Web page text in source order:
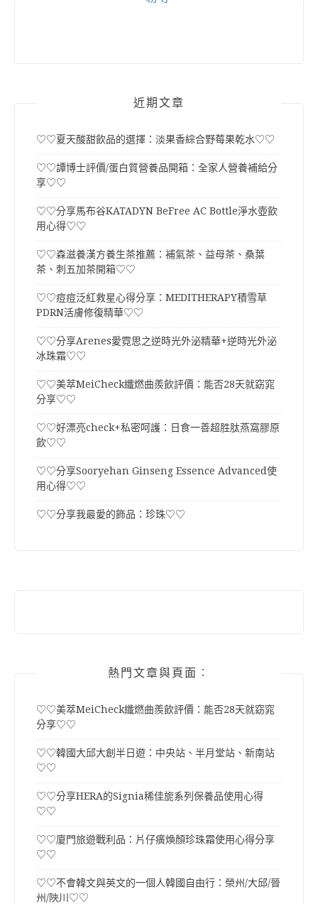
近期文章
♡♡夏天酸甜飲品的選擇：淡果香綜合野莓果乾水♡♡
♡♡譚博士評價/蛋白質營養品開箱：全家人營養補給分
享♡♡
♡♡分享馬布谷KATADYN BeFree AC Bottle淨水壺飲
用心得♡♡
♡♡森滋養漢方養生茶推薦：補氣茶、益母茶、桑葉
茶、刺五加茶開箱♡♡
♡♡痘痘泛紅救星心得分享：MEDITHERAPY積雪草
PDRN活膚修復精華♡♡
♡♡分享Arenes愛霓思之逆時光外泌精華+逆時光外泌
冰珠霜♡♡
♡♡美萃MeiCheck纖燃曲羨飲評價：能否28天就窈窕
分享♡♡
♡♡好漂亮check+私密呵護：日食一善超胜肽燕窩膠原
飲♡♡
♡♡分享Sooryehan Ginseng Essence Advanced使
用心得♡♡
♡♡分享我最愛的飾品：珍珠♡♡
熱門文章與頁面︰
♡♡美萃MeiCheck纖燃曲羨飲評價：能否28天就窈窕
分享♡♡
♡♡韓國大邱大創半日遊：中央站、半月堂站、新南站
♡♡
♡♡分享HERA的Signia稀佳旎系列保養品使用心得
♡♡
♡♡廈門旅遊戰利品：片仔癀煥顏珍珠霜使用心得分享
♡♡
♡♡不會韓文與英文的一個人韓國自由行：榮州/大邱/晉
州/陜川♡♡